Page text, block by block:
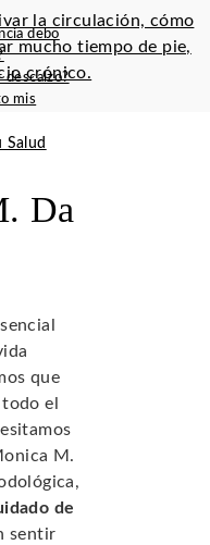
la circulación, cómo
mucho tiempo de pie,
crónico.
debo
descalzo?
mis
Salud
Da
que
el
M.
de
sentir